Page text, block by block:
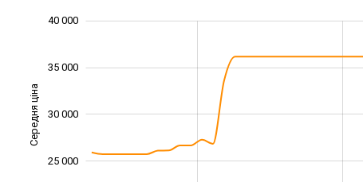
Середня ціна 20 000
25 000
30 000
35 000
40 000